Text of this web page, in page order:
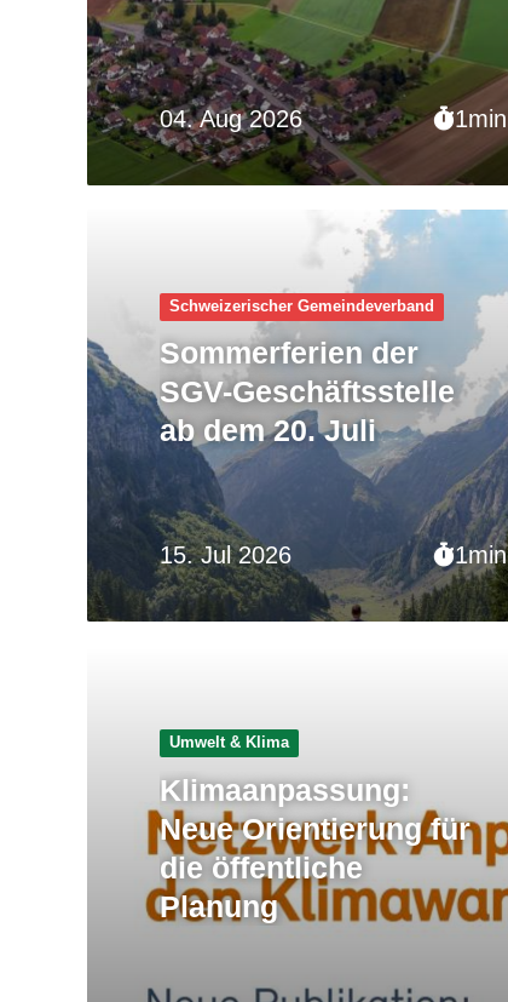
04. Aug 2026 1min
15. Jul 2026 1min
Schweizerischer Gemeinde­verband
Sommerferien der
SGV-Geschäftsstelle
ab dem 20. Juli
Umwelt & Klima
Klimaanpassung:
Neue Orientierung für
die öffentliche
Planung